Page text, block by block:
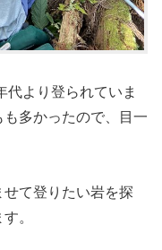
代より登られていま
多かったので、目一
て登りたい岩を探
。